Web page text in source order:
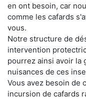
en ont besoin, car
comme les cafards
vous.
Notre structure de
intervention
pourrez ainsi avoir la
nuisances de ces
Vous avez besoin de
incursion de cafards